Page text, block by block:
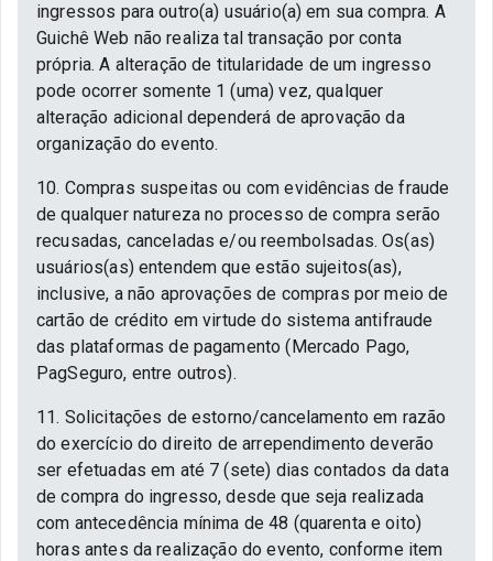
ingressos para outro(a) usuário(a) em sua compra. A
Guichê Web não realiza tal transação por conta
própria. A alteração de titularidade de um ingresso
pode ocorrer somente 1 (uma) vez, qualquer
alteração adicional dependerá de aprovação da
organização do evento.
10. Compras suspeitas ou com evidências de fraude
de qualquer natureza no processo de compra serão
recusadas, canceladas e/ou reembolsadas. Os(as)
usuários(as) entendem que estão sujeitos(as),
inclusive, a não aprovações de compras por meio de
cartão de crédito em virtude do sistema antifraude
das plataformas de pagamento (Mercado Pago,
PagSeguro, entre outros).
11. Solicitações de estorno/cancelamento em razão
do exercício do direito de arrependimento deverão
ser efetuadas em até 7 (sete) dias contados da data
de compra do ingresso, desde que seja realizada
com antecedência mínima de 48 (quarenta e oito)
horas antes da realização do evento, conforme item